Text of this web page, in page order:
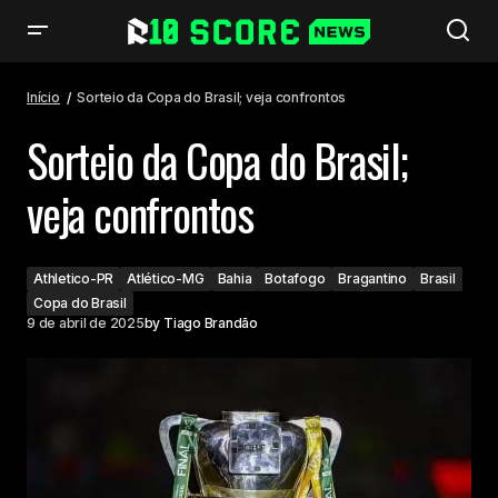
Início Sorteio da Copa do Brasil; veja confrontos
Sorteio da Copa do Brasil;
veja confrontos
Athletico-PR Atlético-MG Bahia Botafogo Bragantino
Brasil
Copa do Brasil
9 de abril de 2025by Tiago Brandão